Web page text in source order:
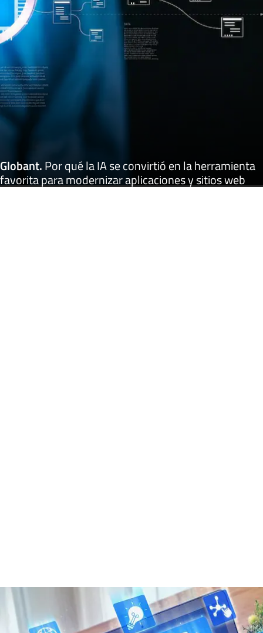
Globant.Por qué la IA se convirtió en la herramienta
favorita para modernizar aplicaciones y sitios web